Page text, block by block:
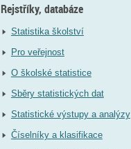
Rejstříky, databáze
Statistika školství
Pro veřejnost
O školské statistice
Sběry statistických dat
Statistické výstupy a analýzy
Číselníky a klasifikace